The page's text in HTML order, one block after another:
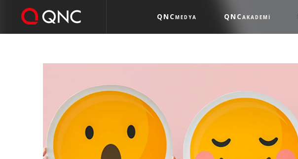
QNCMEDYA QNC AKADEMİ